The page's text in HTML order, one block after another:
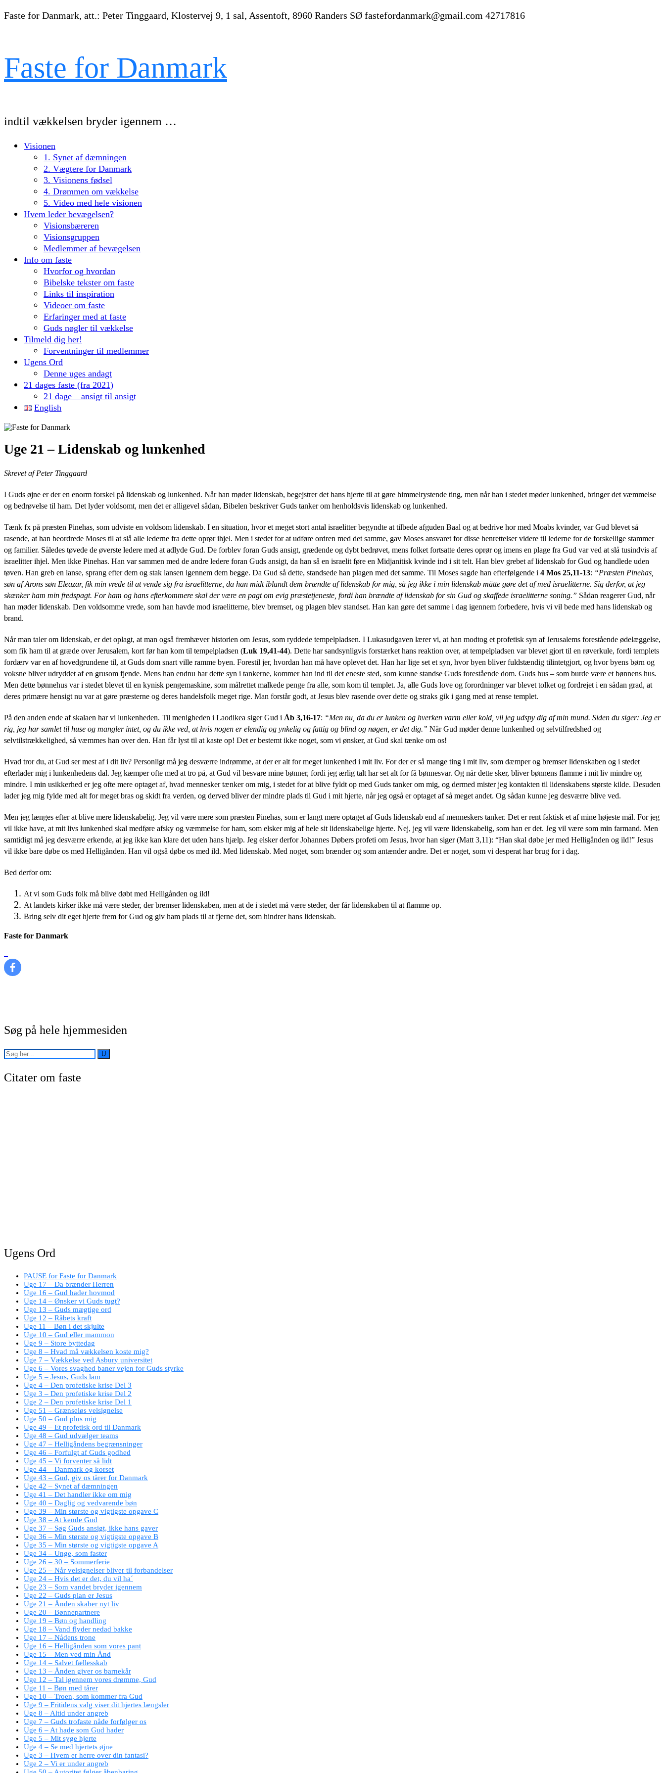
Faste for Danmark, att.: Peter Tinggaard, Klostervej 9, 1 sal, Assentoft, 8960 Randers SØ fastefordanmark@gmail.com 42717816
Faste for Danmark
indtil vækkelsen bryder igennem …
Visionen
1. Synet af dæmningen
2. Vægtere for Danmark
3. Visionens fødsel
4. Drømmen om vækkelse
5. Video med hele visionen
Hvem leder bevægelsen?
Visionsbæreren
Visionsgruppen
Medlemmer af bevægelsen
Info om faste
Hvorfor og hvordan
Bibelske tekster om faste
Links til inspiration
Videoer om faste
Erfaringer med at faste
Guds nøgler til vækkelse
Tilmeld dig her!
Forventninger til medlemmer
Ugens Ord
Denne uges andagt
21 dages faste (fra 2021)
21 dage – ansigt til ansigt
English
Uge 21 – Lidenskab og lunkenhed
Skrevet af Peter Tinggaard
I Guds øjne er der en enorm forskel på lidenskab og lunkenhed. Når han møder lidenskab, begejstrer det hans hjerte til at gøre himmelrystende ting, men når han i stedet møder lunkenhed, bringer det væmmelse
og bedrøvelse til ham. Det lyder voldsomt, men det er alligevel sådan, Bibelen beskriver Guds tanker om henholdsvis lidenskab og lunkenhed.
Tænk fx på præsten Pinehas, som udviste en voldsom lidenskab. I en situation, hvor et meget stort antal israelitter begyndte at tilbede afguden Baal og at bedrive hor med Moabs kvinder, var Gud blevet så
rasende, at han beordrede Moses til at slå alle lederne fra dette oprør ihjel. Men i stedet for at udføre ordren med det samme, gav Moses ansvaret for disse henrettelser videre til lederne for de forskellige stammer
og familier. Således tøvede de øverste ledere med at adlyde Gud. De forblev foran Guds ansigt, grædende og dybt bedrøvet, mens folket fortsatte deres oprør og imens en plage fra Gud var ved at slå tusindvis af
israelitter ihjel. Men ikke Pinehas. Han var sammen med de andre ledere foran Guds ansigt, da han så en israelit føre en Midjanitisk kvinde ind i sit telt. Han blev grebet af lidenskab for Gud og handlede uden
tøven. Han greb en lanse, sprang efter dem og stak lansen igennem dem begge. Da Gud så dette, standsede han plagen med det samme. Til Moses sagde han efterfølgende i 4 Mos 25,11-13: “Præsten Pinehas,
søn af Arons søn Eleazar, fik min vrede til at vende sig fra israelitterne, da han midt iblandt dem brændte af lidenskab for mig, så jeg ikke i min lidenskab måtte gøre det af med israelitterne. Sig derfor, at jeg
skænker ham min fredspagt. For ham og hans efterkommere skal der være en pagt om evig præstetjeneste, fordi han brændte af lidenskab for sin Gud og skaffede israelitterne soning.” Sådan reagerer Gud, når
han møder lidenskab. Den voldsomme vrede, som han havde mod israelitterne, blev bremset, og plagen blev standset. Han kan gøre det samme i dag igennem forbedere, hvis vi vil bede med hans lidenskab og
brand.
Når man taler om lidenskab, er det oplagt, at man også fremhæver historien om Jesus, som ryddede tempelpladsen. I Lukasudgaven lærer vi, at han modtog et profetisk syn af Jerusalems forestående ødelæggelse,
som fik ham til at græde over Jerusalem, kort før han kom til tempelpladsen (Luk 19,41-44). Dette har sandsynligvis forstærket hans reaktion over, at tempelpladsen var blevet gjort til en røverkule, fordi templets
fordærv var en af hovedgrundene til, at Guds dom snart ville ramme byen. Forestil jer, hvordan han må have oplevet det. Han har lige set et syn, hvor byen bliver fuldstændig tilintetgjort, og hvor byens børn og
voksne bliver udryddet af en grusom fjende. Mens han endnu har dette syn i tankerne, kommer han ind til det eneste sted, som kunne standse Guds forestående dom. Guds hus – som burde være et bønnens hus.
Men dette bønnehus var i stedet blevet til en kynisk pengemaskine, som målrettet malkede penge fra alle, som kom til templet. Ja, alle Guds love og forordninger var blevet tolket og fordrejet i en sådan grad, at
deres primære hensigt nu var at gøre præsterne og deres handelsfolk meget rige. Man forstår godt, at Jesus blev rasende over dette og straks gik i gang med at rense templet.
På den anden ende af skalaen har vi lunkenheden. Til menigheden i Laodikea siger Gud i Åb 3,16-17: “Men nu, da du er lunken og hverken varm eller kold, vil jeg udspy dig af min mund. Siden du siger: Jeg er
rig, jeg har samlet til huse og mangler intet, og du ikke ved, at hvis nogen er elendig og ynkelig og fattig og blind og nøgen, er det dig.” Når Gud møder denne lunkenhed og selvtilfredshed og
selvtilstrækkelighed, så væmmes han over den. Han får lyst til at kaste op! Det er bestemt ikke noget, som vi ønsker, at Gud skal tænke om os!
Hvad tror du, at Gud ser mest af i dit liv? Personligt må jeg desværre indrømme, at der er alt for meget lunkenhed i mit liv. For der er så mange ting i mit liv, som dæmper og bremser lidenskaben og i stedet
efterlader mig i lunkenhedens dal. Jeg kæmper ofte med at tro på, at Gud vil besvare mine bønner, fordi jeg ærlig talt har set alt for få bønnesvar. Og når dette sker, bliver bønnens flamme i mit liv mindre og
mindre. I min usikkerhed er jeg ofte mere optaget af, hvad mennesker tænker om mig, i stedet for at blive fyldt op med Guds tanker om mig, og dermed mister jeg kontakten til lidenskabens største kilde. Desuden
lader jeg mig fylde med alt for meget bras og skidt fra verden, og derved bliver der mindre plads til Gud i mit hjerte, når jeg også er optaget af så meget andet. Og sådan kunne jeg desværre blive ved.
Men jeg længes efter at blive mere lidenskabelig. Jeg vil være mere som præsten Pinehas, som er langt mere optaget af Guds lidenskab end af menneskers tanker. Det er rent faktisk et af mine højeste mål. For jeg
vil ikke have, at mit livs lunkenhed skal medføre afsky og væmmelse for ham, som elsker mig af hele sit lidenskabelige hjerte. Nej, jeg vil være lidenskabelig, som han er det. Jeg vil være som min farmand. Men
samtidigt må jeg desværre erkende, at jeg ikke kan klare det uden hans hjælp. Jeg elsker derfor Johannes Døbers profeti om Jesus, hvor han siger (Matt 3,11): “Han skal døbe jer med Helligånden og ild!” Jesus
vil ikke bare døbe os med Helligånden. Han vil også døbe os med ild. Med lidenskab. Med noget, som brænder og som antænder andre. Det er noget, som vi desperat har brug for i dag.
Bed derfor om:
At vi som Guds folk må blive døbt med Helligånden og ild!
At landets kirker ikke må være steder, der bremser lidenskaben, men at de i stedet må være steder, der får lidenskaben til at flamme op.
Bring selv dit eget hjerte frem for Gud og giv ham plads til at fjerne det, som hindrer hans lidenskab.
Faste for Danmark
Søg på hele hjemmesiden
Citater om faste
Ugens Ord
PAUSE for Faste for Danmark
Uge 17 – Da brænder Herren
Uge 16 – Gud hader hovmod
Uge 14 – Ønsker vi Guds tugt?
Uge 13 – Guds mægtige ord
Uge 12 – Råbets kraft
Uge 11 – Bøn i det skjulte
Uge 10 – Gud eller mammon
Uge 9 – Store byttedag
Uge 8 – Hvad må vækkelsen koste mig?
Uge 7 – Vækkelse ved Asbury universitet
Uge 6 – Vores svaghed baner vejen for Guds styrke
Uge 5 – Jesus, Guds lam
Uge 4 – Den profetiske krise Del 3
Uge 3 – Den profetiske krise Del 2
Uge 2 – Den profetiske krise Del 1
Uge 51 – Grænseløs velsignelse
Uge 50 – Gud plus mig
Uge 49 – Et profetisk ord til Danmark
Uge 48 – Gud udvælger teams
Uge 47 – Helligåndens begrænsninger
Uge 46 – Forfulgt af Guds godhed
Uge 45 – Vi forventer så lidt
Uge 44 – Danmark og korset
Uge 43 – Gud, giv os tårer for Danmark
Uge 42 – Synet af dæmningen
Uge 41 – Det handler ikke om mig
Uge 40 – Daglig og vedvarende bøn
Uge 39 – Min største og vigtigste opgave C
Uge 38 – At kende Gud
Uge 37 – Søg Guds ansigt, ikke hans gaver
Uge 36 – Min største og vigtigste opgave B
Uge 35 – Min største og vigtigste opgave A
Uge 34 – Unge, som faster
Uge 26 – 30 – Sommerferie
Uge 25 – Når velsignelser bliver til forbandelser
Uge 24 – Hvis det er det, du vil ha´
Uge 23 – Som vandet bryder igennem
Uge 22 – Guds plan er Jesus
Uge 21 – Ånden skaber nyt liv
Uge 20 – Bønnepartnere
Uge 19 – Bøn og handling
Uge 18 – Vand flyder nedad bakke
Uge 17 – Nådens trone
Uge 16 – Helligånden som vores pant
Uge 15 – Men ved min Ånd
Uge 14 – Salvet fællesskab
Uge 13 – Ånden giver os barnekår
Uge 12 – Tal igennem vores drømme, Gud
Uge 11 – Bøn med tårer
Uge 10 – Troen, som kommer fra Gud
Uge 9 – Fritidens valg viser dit hjertes længsler
Uge 8 – Altid under angreb
Uge 7 – Guds trofaste nåde forfølger os
Uge 6 – At hade som Gud hader
Uge 5 – Mit syge hjerte
Uge 4 – Se med hjertets øjne
Uge 3 – Hvem er herre over din fantasi?
Uge 2 – Vi er under angreb